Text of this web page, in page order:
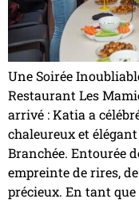
Une Soirée
Restaurant Les
arrivé : Katia a
chaleureux et
Branchée. Entourée
empreinte de rires,
précieux. En tant